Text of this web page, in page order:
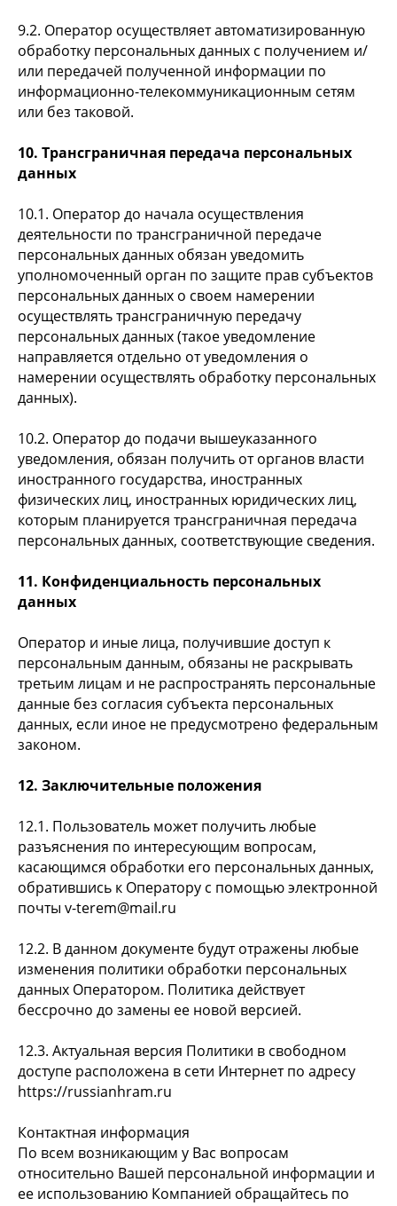
9.2. Оператор осуществляет автоматизированную
обработку персональных данных с получением и/
или передачей полученной информации по
информационно-телекоммуникационным сетям
или без таковой.
10. Трансграничная передача персональных
данных
10.1. Оператор до начала осуществления
деятельности по трансграничной передаче
персональных данных обязан уведомить
уполномоченный орган по защите прав субъектов
персональных данных о своем намерении
осуществлять трансграничную передачу
персональных данных (такое уведомление
направляется отдельно от уведомления о
намерении осуществлять обработку персональных
данных).
10.2. Оператор до подачи вышеуказанного
уведомления, обязан получить от органов власти
иностранного государства, иностранных
физических лиц, иностранных юридических лиц,
которым планируется трансграничная передача
персональных данных, соответствующие сведения.
11. Конфиденциальность персональных
данных
Оператор и иные лица, получившие доступ к
персональным данным, обязаны не раскрывать
третьим лицам и не распространять персональные
данные без согласия субъекта персональных
данных, если иное не предусмотрено федеральным
законом.
12. Заключительные положения
12.1. Пользователь может получить любые
разъяснения по интересующим вопросам,
касающимся обработки его персональных данных,
обратившись к Оператору с помощью электронной
почты v-terem@mail.ru
12.2. В данном документе будут отражены любые
изменения политики обработки персональных
данных Оператором. Политика действует
бессрочно до замены ее новой версией.
12.3. Актуальная версия Политики в свободном
доступе расположена в сети Интернет по адресу
https://russianhram.ru
Контактная информация
По всем возникающим у Вас вопросам
относительно Вашей персональной информации и
ее использованию Компанией обращайтесь по